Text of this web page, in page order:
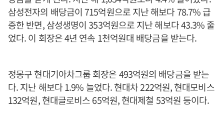
삼성전자의 배당금이 715억원으로 지난 해보다 78.7% 급
증한 반면, 삼성생명이 353억원으로 지난 해보다 43.3% 줄
었다. 이 회장은 4년 연속 1천억원대 배당금을 받는다.
정몽구 현대기아차그룹 회장은 493억원의 배당금을 받는
다. 지난 해보다 1.9% 늘었다. 현대차 222억원, 현대모비스
132억원, 현대글로비스 65억원, 현대제철 53억원 등이다.